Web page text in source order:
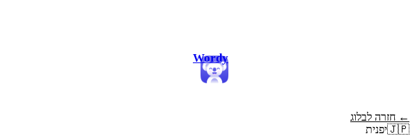
Wordy
← חזרה לבלוג
🇯🇵יפנית